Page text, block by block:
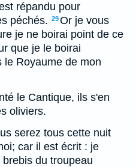
répandu pour
péchés. 29Or je vous
je ne boirai point de ce
que je le boirai
le Royaume de mon
le Cantique, ils s'en
oliviers.
serez tous cette nuit
car il est écrit : je
du troupeau